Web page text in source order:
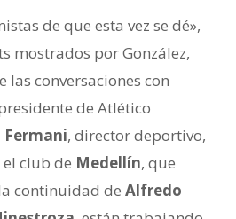
de que esta vez se dé»,
mostrados por González,
las conversaciones con
de Atlético
Fermani, director deportivo,
el club de Medellín, que
continuidad de Alfredo